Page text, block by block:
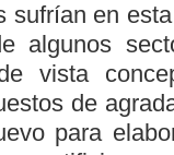
sufrían en
algunos
vista
de
para